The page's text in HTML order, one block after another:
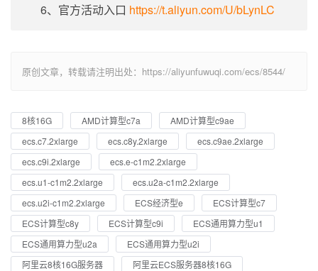
6、官方活动入口 https://t.aliyun.com/U/bLynLC
原创文章，转载请注明出处：https://aliyunfuwuqi.com/ecs/8544/
8核16G AMD计算型c7a
AMD计算型c9ae
ecs.c7.2xlarge
ecs.c8y.2xlarge
ecs.c9ae.2xlarge
ecs.c9i.2xlarge
ecs.e-c1m2.2xlarge
ecs.u1-c1m2.2xlarge
ecs.u2a-c1m2.2xlarge
ecs.u2i-c1m2.2xlarge
ECS经济型e
ECS计算型c7
ECS计算型c8y
ECS计算型c9i
ECS通用算力型u1
ECS通用算力型u2a
ECS通用算力型u2i
阿里云8核16G服务器
阿里云ECS服务器8核16G